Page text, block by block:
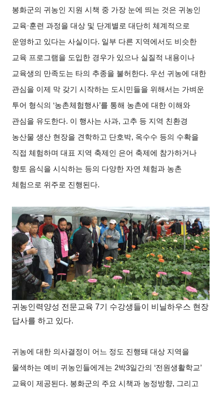
봉화군의 귀농인 지원 시책 중 가장 눈에 띄는 것은 귀농인
교육·훈련 과정을 대상 및 단계별로 대단히 체계적으로
운영하고 있다는 사실이다. 일부 다른 지역에서도 비슷한
교육 프로그램을 도입한 경우가 있으나 실질적 내용이나
교육생의 만족도는 타의 추종을 불허한다. 우선 귀농에 대한
관심을 이제 막 갖기 시작하는 도시민들을 위해서는 가벼운
투어 형식의 ‘농촌체험행사’를 통해 농촌에 대한 이해와
관심을 유도한다. 이 행사는 사과, 고추 등 지역 친환경
농산물 생산 현장을 견학하고 단호박, 옥수수 등의 수확을
직접 체험하며 대표 지역 축제인 은어 축제에 참가하거나
향토 음식을 시식하는 등의 다양한 자연 체험과 농촌
체험으로 위주로 진행된다.
귀농인력양성 전문교육 7기 수강생들이 비닐하우스 현장
답사를 하고 있다.
귀농에 대한 의사결정이 어느 정도 진행돼 대상 지역을
물색하는 예비 귀농인들에게는 2박3일간의 ‘전원생활학교’
교육이 제공된다. 봉화군의 주요 시책과 농정방향, 그리고